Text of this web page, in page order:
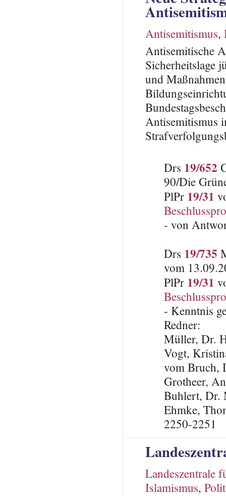
Antisemitismus,
Antisemitische
Sicherheitslage
und
Antisemitismus
Drs 19/652
90/Die
PlPr 19/31
- von
Drs 19/735
vom
PlPr 19/31
- Kenntnis
Redner:
Müller, Dr.
Vogt,
vom Bruch,
Grotheer,
Buhlert, Dr.
Ehmke,
2250-2251
Landeszentrale
Islamismus,